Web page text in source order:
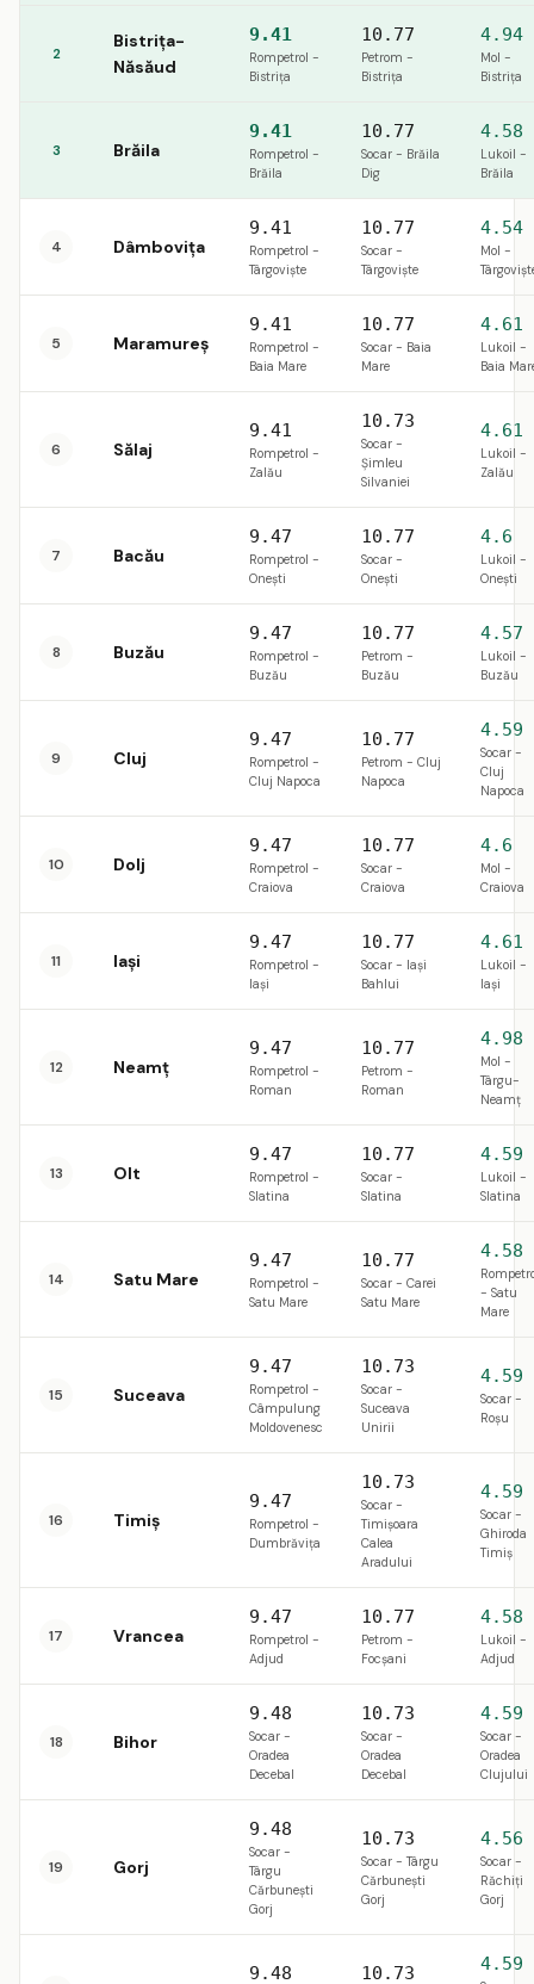
2
Bistrița-
Năsăud
9.41
Rompetrol -
Bistriţa
10.77
Petrom -
Bistriţa
4.94
Mol -
Bistriţa
3 Brăila
9.41
Rompetrol -
Brăila
10.77
Socar - Brăila
Dig
4.58
Lukoil -
Brăila
4 Dâmbovița
9.41
Rompetrol -
Târgoviște
10.77
Socar -
Târgoviște
4.54
Mol -
5 Maramureș
9.41
Rompetrol -
Baia Mare
10.77
Socar - Baia
Mare
4.61
Lukoil -
Baia
6 Sălaj
9.41
Rompetrol -
Zalău
10.73
Socar -
Șimleu
Silvaniei
4.61
Lukoil -
Zalău
7 Bacău
9.47
Rompetrol -
Onești
10.77
Socar -
Onești
4.6
Lukoil -
Onești
8 Buzău
9.47
Rompetrol -
Buzău
10.77
Petrom -
Buzău
4.57
Lukoil -
Buzău
9 Cluj
9.47
Rompetrol -
Cluj Napoca
10.77
Petrom - Cluj
Napoca
4.59
Socar -
Cluj
Napoca
10 Dolj
9.47
Rompetrol -
Craiova
10.77
Socar -
Craiova
4.6
Mol -
Craiova
11 Iași
9.47
Rompetrol -
Iaşi
10.77
Socar - Iaşi
Bahlui
4.61
Lukoil -
Iaşi
12 Neamț
9.47
Rompetrol -
Roman
10.77
Petrom -
Roman
4.98
Mol -
Târgu-
Neamţ
13 Olt
9.47
Rompetrol -
Slatina
10.77
Socar -
Slatina
4.59
Lukoil -
Slatina
14 Satu Mare
9.47
Rompetrol -
Satu Mare
10.77
Socar - Carei
Satu Mare
4.58
- Satu
Mare
15 Suceava
9.47
Rompetrol -
Câmpulung
Moldovenesc
10.73
Socar -
Suceava
Unirii
4.59
Socar -
Roşu
16 Timiș
9.47
Rompetrol -
Dumbrăviţa
10.73
Socar -
Timișoara
Calea
Aradului
4.59
Socar -
Ghiroda
Timiş
17 Vrancea
9.47
Rompetrol -
Adjud
10.77
Petrom -
Focşani
4.58
Lukoil -
Adjud
18 Bihor
9.48
Socar -
Oradea
Decebal
10.73
Socar -
Oradea
Decebal
4.59
Socar -
Oradea
Clujului
19 Gorj
9.48
Socar -
Târgu
Cărbunești
Gorj
10.73
Socar - Târgu
Cărbunești
Gorj
4.56
Socar -
Răchiți
Gorj
9.48 10.73 4.59